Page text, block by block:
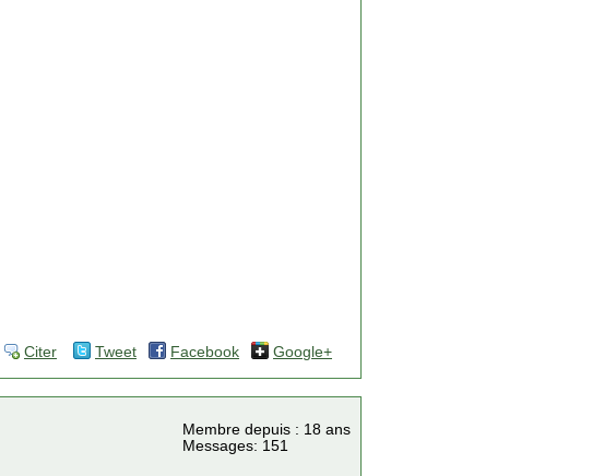
Citer Tweet Facebook Google+
Membre depuis : 18 ans
Messages: 151